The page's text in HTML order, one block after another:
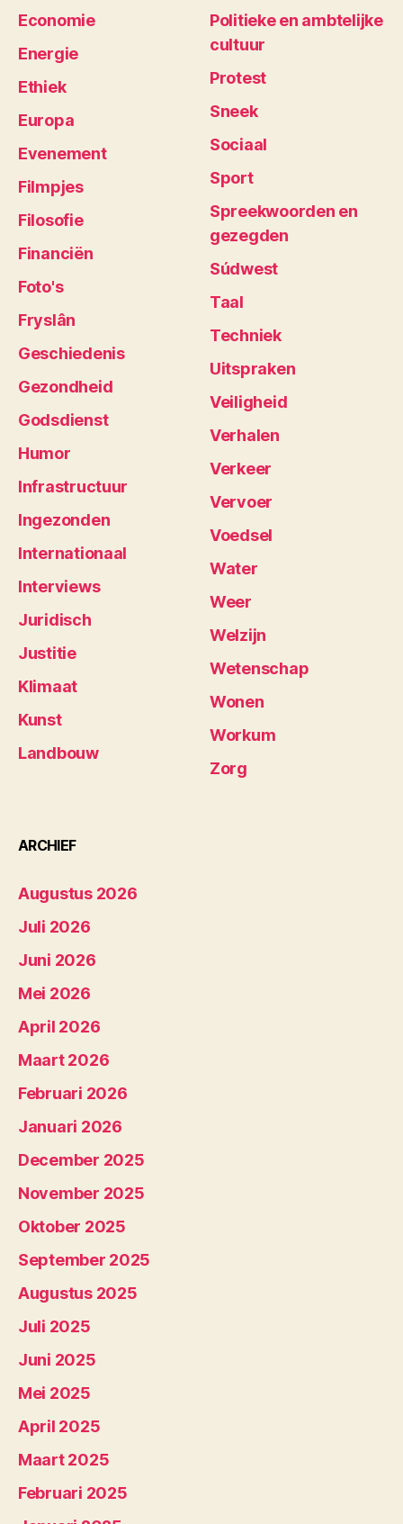
Economie
Energie
Ethiek
Europa
Evenement
Filmpjes
Filosofie
Financiën
Foto's
Fryslân
Geschiedenis
Gezondheid
Godsdienst
Humor
Infrastructuur
Ingezonden
Internationaal
Interviews
Juridisch
Justitie
Klimaat
Kunst
Landbouw
Politieke en ambtelijke
cultuur
Protest
Sneek
Sociaal
Sport
Spreekwoorden en
gezegden
Súdwest
Taal
Techniek
Uitspraken
Veiligheid
Verhalen
Verkeer
Vervoer
Voedsel
Water
Weer
Welzijn
Wetenschap
Wonen
Workum
Zorg
ARCHIEF
Augustus 2026
Juli 2026
Juni 2026
Mei 2026
April 2026
Maart 2026
Februari 2026
Januari 2026
December 2025
November 2025
Oktober 2025
September 2025
Augustus 2025
Juli 2025
Juni 2025
Mei 2025
April 2025
Maart 2025
Februari 2025